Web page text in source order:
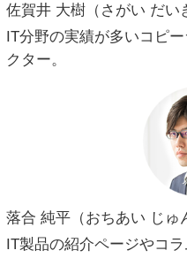
佐賀井 大樹（さがい だい
IT分野の実績が多いコピ
クター。
落合 純平（おちあい じゅ
IT製品の紹介ページやコ